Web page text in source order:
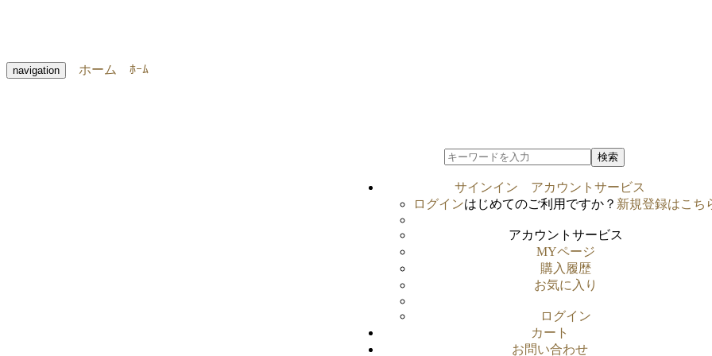
navigation ホーム ﾎｰﾑ
検索
サインイン
アカウントサービス
ログインはじめてのご利用ですか？ 新規登録はこち
アカウントサービス
MYページ
購入履歴
お気に入り
ログイン
カート
お問い合わせ